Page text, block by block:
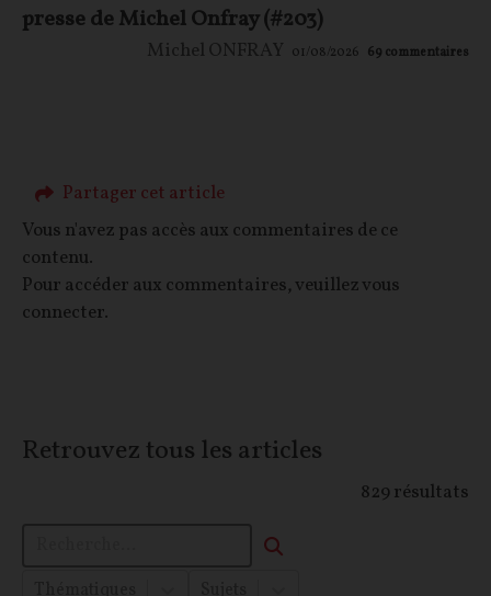
presse de Michel Onfray (#203)
Michel ONFRAY 01/08/2026 69 commentaires
Partager cet article
Vous n'avez pas accès aux commentaires de ce
contenu.
Pour accéder aux commentaires, veuillez vous
connecter.
Retrouvez tous les articles
829 résultats